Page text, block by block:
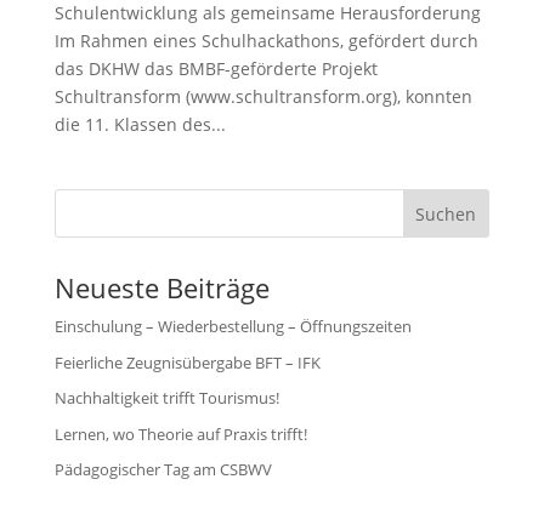
Schulentwicklung als gemeinsame Herausforderung
Im Rahmen eines Schulhackathons, gefördert durch
das DKHW das BMBF-geförderte Projekt
Schultransform (www.schultransform.org), konnten
die 11. Klassen des...
Suchen
Neueste Beiträge
Einschulung – Wiederbestellung – Öffnungszeiten
Feierliche Zeugnisübergabe BFT – IFK
Nachhaltigkeit trifft Tourismus!
Lernen, wo Theorie auf Praxis trifft!
Pädagogischer Tag am CSBWV